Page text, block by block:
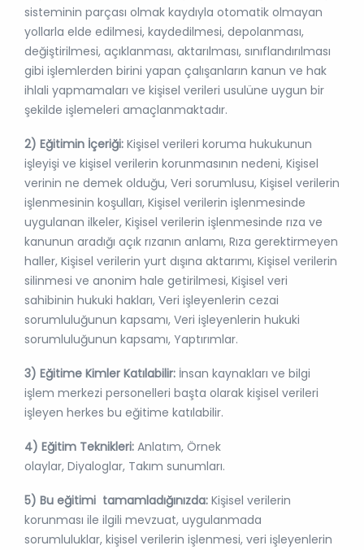
sisteminin parçası olmak kaydıyla otomatik olmayan
yollarla elde edilmesi, kaydedilmesi, depolanması,
değiştirilmesi, açıklanması, aktarılması, sınıflandırılması
gibi işlemlerden birini yapan çalışanların kanun ve hak
ihlali yapmamaları ve kişisel verileri usulüne uygun bir
şekilde işlemeleri amaçlanmaktadır.
2) Eğitimin İçeriği: Kişisel verileri koruma hukukunun
işleyişi ve kişisel verilerin korunmasının nedeni, Kişisel
verinin ne demek olduğu, Veri sorumlusu, Kişisel verilerin
işlenmesinin koşulları, Kişisel verilerin işlenmesinde
uygulanan ilkeler, Kişisel verilerin işlenmesinde rıza ve
kanunun aradığı açık rızanın anlamı, Rıza gerektirmeyen
haller, Kişisel verilerin yurt dışına aktarımı, Kişisel verilerin
silinmesi ve anonim hale getirilmesi, Kişisel veri
sahibinin hukuki hakları, Veri işleyenlerin cezai
sorumluluğunun kapsamı, Veri işleyenlerin hukuki
sorumluluğunun kapsamı, Yaptırımlar.
3) Eğitime Kimler Katılabilir: İnsan kaynakları ve bilgi
işlem merkezi personelleri başta olarak kişisel verileri
işleyen herkes bu eğitime katılabilir.
4) Eğitim Teknikleri: Anlatım, Örnek
olaylar, Diyaloglar, Takım sunumları.
5) Bu eğitimi tamamladığınızda: Kişisel verilerin
korunması ile ilgili mevzuat, uygulanmada
sorumluluklar, kişisel verilerin işlenmesi, veri işleyenlerin